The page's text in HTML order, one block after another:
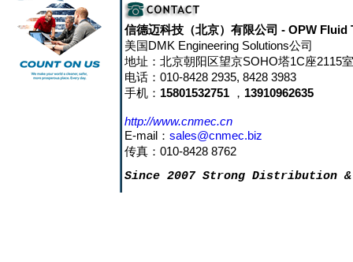
信德迈科技（北京）有限公司 - OPW Fluid
美国DMK Engineering Solutions公司
地址：北京朝阳区望京SOHO塔1C座2115
电话：010-8428 2935, 8428 3983
手机： 15801532751 ， 13910962635
http://www.cnmec.cn
E-mail： sales@cnmec.biz
传真：010-8428 8762
Since 2007 Strong Distribution